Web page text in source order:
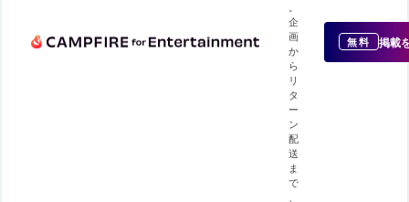
企
画
か
ら
リ
タ
ー
ン
配
送
ま
で
無料 掲載